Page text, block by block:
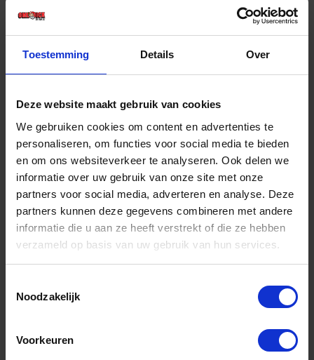
Toestemming Details Over
Deze website maakt gebruik van cookies
We gebruiken cookies om content en advertenties te
personaliseren, om functies voor social media te bieden
en om ons websiteverkeer te analyseren. Ook delen we
informatie over uw gebruik van onze site met onze
partners voor social media, adverteren en analyse. Deze
partners kunnen deze gegevens combineren met andere
informatie die u aan ze heeft verstrekt of die ze hebben
verzameld op basis van uw gebruik van hun services.
Noodzakelijk
Voorkeuren
€ 2,48 incl. BTW
-
Bestel nu!
Niet op voorraad, levertijd 1 tot meerdere werkdagen